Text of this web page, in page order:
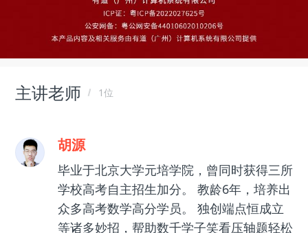
主讲老师 1位
胡源
毕业于北京大学元培学院，曾同时获得三所
学校高考自主招生加分。 教龄6年，培养出
众多高考数学高分学员。 独创端点恒成立
等诸多妙招，帮助数千学子笑看压轴题轻松